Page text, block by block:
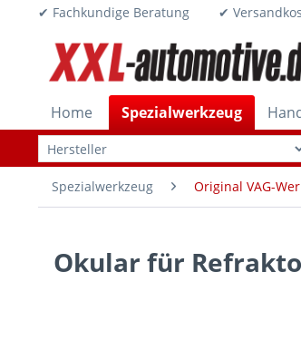
✔ Fachkundige Beratung ✔
Home Spezialwerkzeug
Spezialwerkzeug Original VAG-
Okular für